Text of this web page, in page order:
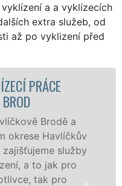
a a vyklízecích
extra služeb, od
až po vyklizení před
VYKLÍZECÍ